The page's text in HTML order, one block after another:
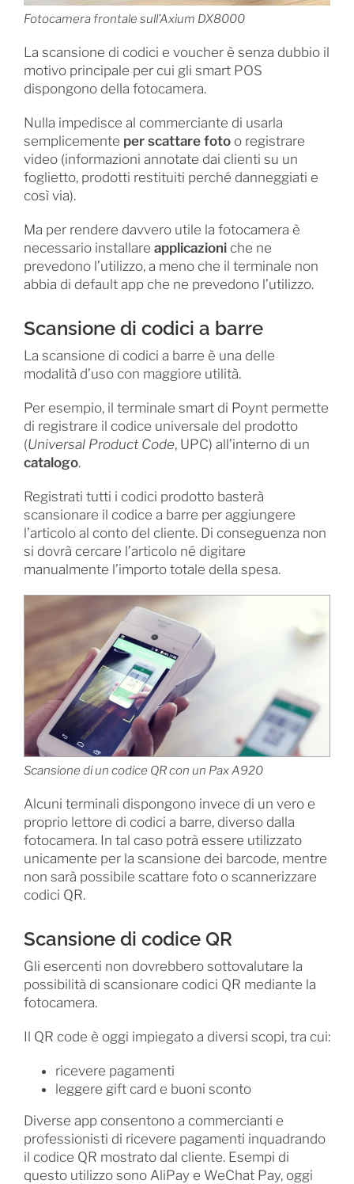
Fotocamera frontale sull’Axium DX8000
La scansione di codici e voucher è senza dubbio il
motivo principale per cui gli smart POS
dispongono della fotocamera.
Nulla impedisce al commerciante di usarla
semplicemente per scattare fotoo registrare
video (informazioni annotate dai clienti su un
foglietto, prodotti restituiti perché danneggiati e
così via).
Ma per rendere davvero utile la fotocamera è
necessario installare applicazioniche ne
prevedono l’utilizzo, a meno che il terminale non
abbia di default app che ne prevedono l’utilizzo.
Scansione di codici a barre
La scansione di codici a barre è una delle
modalità d’uso con maggiore utilità.
Per esempio, il terminale smart di Poynt permette
di registrare il codice universale del prodotto
(Universal Product Code, UPC) all’interno di un
catalogo.
Registrati tutti i codici prodotto basterà
scansionare il codice a barre per aggiungere
l’articolo al conto del cliente. Di conseguenza non
si dovrà cercare l’articolo né digitare
manualmente l’importo totale della spesa.
Scansione di un codice QR con un Pax A920
Alcuni terminali dispongono invece di un vero e
proprio lettore di codici a barre, diverso dalla
fotocamera. In tal caso potrà essere utilizzato
unicamente per la scansione dei barcode, mentre
non sarà possibile scattare foto o scannerizzare
codici QR.
Scansione di codice QR
Gli esercenti non dovrebbero sottovalutare la
possibilità di scansionare codici QR mediante la
fotocamera.
Il QR code è oggi impiegato a diversi scopi, tra cui:
ricevere pagamenti
leggere gift card e buoni sconto
Diverse app consentono a commercianti e
professionisti di ricevere pagamenti inquadrando
il codice QR mostrato dal cliente. Esempi di
questo utilizzo sono AliPay e WeChat Pay, oggi